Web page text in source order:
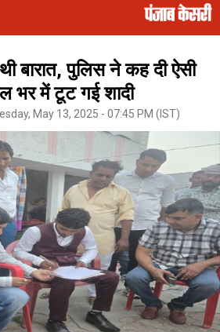
बारात, पुलिस ने कह दी ऐसी
भर में टूट गई शादी
May 13, 2025 - 07:45 PM (IST)